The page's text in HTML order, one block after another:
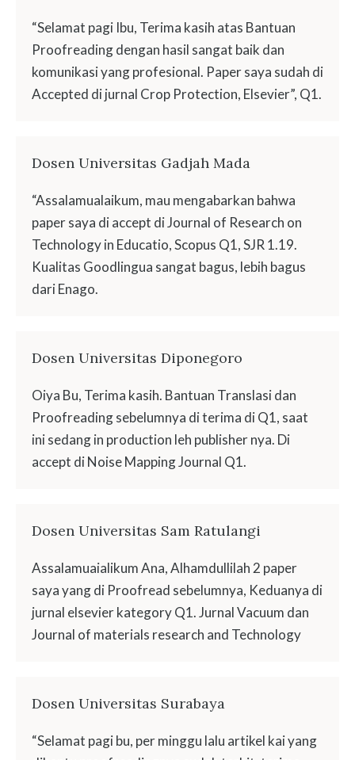
“Selamat pagi Ibu, Terima kasih atas Bantuan
Proofreading dengan hasil sangat baik dan
komunikasi yang profesional. Paper saya sudah di
Accepted di jurnal Crop Protection, Elsevier”, Q1.
Dosen Universitas Gadjah Mada
“Assalamualaikum, mau mengabarkan bahwa
paper saya di accept di Journal of Research on
Technology in Educatio, Scopus Q1, SJR 1.19.
Kualitas Goodlingua sangat bagus, lebih bagus
dari Enago.
Dosen Universitas Diponegoro
Oiya Bu, Terima kasih. Bantuan Translasi dan
Proofreading sebelumnya di terima di Q1, saat
ini sedang in production leh publisher nya. Di
accept di Noise Mapping Journal Q1.
Dosen Universitas Sam Ratulangi
Assalamuaialikum Ana, Alhamdullilah 2 paper
saya yang di Proofread sebelumnya, Keduanya di
jurnal elsevier kategory Q1. Jurnal Vacuum dan
Journal of materials research and Technology
Dosen Universitas Surabaya
“Selamat pagi bu, per minggu lalu artikel kai yang